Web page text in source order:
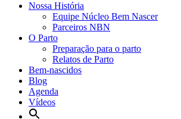
Nossa História
Equipe Núcleo Bem Nascer
Parceiros NBN
O Parto
Preparação para o parto
Relatos de Parto
Bem-nascidos
Blog
Agenda
Vídeos